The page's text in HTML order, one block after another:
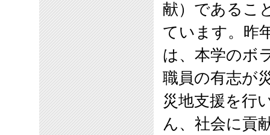
献）であるこ
ています。昨
は、本学のボ
職員の有志が
災地支援を行
ん、社会に貢